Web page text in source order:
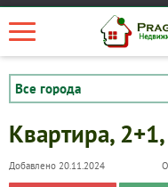
Квартира,
Добавлено 20.11.2024